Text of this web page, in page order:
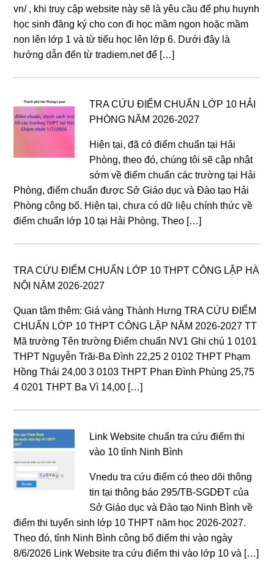
vn/ , khi truy cập website này sẽ là yêu cầu để phụ huynh
học sinh đăng ký cho con đi học mầm ngon hoặc mầm
non lên lớp 1 và từ tiểu học lên lớp 6. Dưới đây là
hướng dẫn đến từ tradiem.net để […]
TRA CỨU ĐIỂM CHUẨN LỚP 10 HẢI
PHÒNG NĂM 2026-2027
Hiện tại, đã có điểm chuẩn tại Hải
Phòng, theo đó, chúng tôi sẽ cập nhật
sớm về điểm chuẩn các trường tại Hải
Phòng, điểm chuẩn được Sở Giáo dục và Đào tạo Hải
Phòng công bố. Hiện tại, chưa có dữ liệu chính thức về
điểm chuẩn lớp 10 tại Hải Phòng, Theo […]
TRA CỨU ĐIỂM CHUẨN LỚP 10 THPT CÔNG LẬP HÀ
NỘI NĂM 2026-2027
Quan tâm thêm: Giá vàng Thành Hưng TRA CỨU ĐIỂM
CHUẨN LỚP 10 THPT CÔNG LẬP NĂM 2026-2027 TT
Mã trường Tên trường Điểm chuẩn NV1 Ghi chú 1 0101
THPT Nguyễn Trãi-Ba Đình 22,25 2 0102 THPT Phạm
Hồng Thái 24,00 3 0103 THPT Phan Đình Phùng 25,75
4 0201 THPT Ba Vì 14,00 […]
Link Website chuẩn tra cứu điểm thi
vào 10 tỉnh Ninh Bình
Vnedu tra cứu điểm có theo dõi thông
tin tại thông báo 295/TB-SGDĐT của
Sở Giáo dục và Đào tạo Ninh Bình về
điểm thi tuyển sinh lớp 10 THPT năm học 2026-2027.
Theo đó, tỉnh Ninh Bình công bố điểm thi vào ngày
8/6/2026 Link Website tra cứu điểm thi vào lớp 10 và […]